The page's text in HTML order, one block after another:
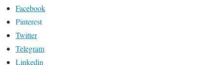
Facebook
Pinterest
Twitter
Telegram
Linkedin